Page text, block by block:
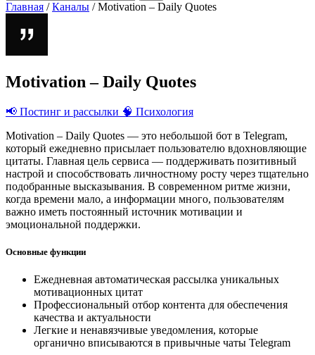
Главная / Каналы / Motivation – Daily Quotes
Motivation – Daily Quotes
📢 Постинг и рассылки 🧠 Психология
Motivation – Daily Quotes — это небольшой бот в Telegram,
который ежедневно присылает пользователю вдохновляющие
цитаты. Главная цель сервиса — поддерживать позитивный
настрой и способствовать личностному росту через тщательно
подобранные высказывания. В современном ритме жизни,
когда времени мало, а информации много, пользователям
важно иметь постоянный источник мотивации и
эмоциональной поддержки.
Основные функции
Ежедневная автоматическая рассылка уникальных
мотивационных цитат
Профессиональный отбор контента для обеспечения
качества и актуальности
Легкие и ненавязчивые уведомления, которые
органично вписываются в привычные чаты Telegram